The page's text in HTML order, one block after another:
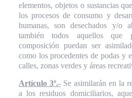
elementos, objetos o sustancias
los procesos de consumo y
humanas, son desechados y/o
también todos aquellos que
composición puedan ser
como los procedentes de podas y
calles, zonas verdes y áreas
Artículo 3º.-Se asimilarán en la
a los residuos domiciliarios,